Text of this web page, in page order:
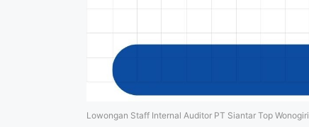
Lowongan Staff Internal Auditor PT Siantar Top Wonogiri